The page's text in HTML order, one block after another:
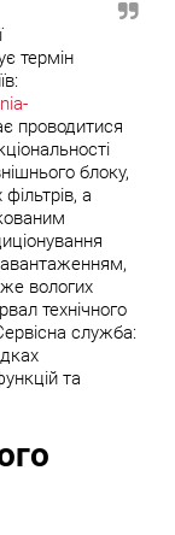
термін
проводитися
блоку,
а
вологих
технічного
служба:
та